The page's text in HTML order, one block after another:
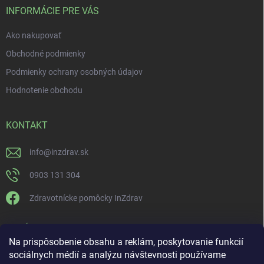
Na prispôsobenie obsahu a reklám, poskytovanie funkcií
sociálnych médií a analýzu návštevnosti používame
INFORMÁCIE PRE VÁS
Ako nakupovať
Obchodné podmienky
Podmienky ochrany osobných údajov
Hodnotenie obchodu
KONTAKT
info@inzdrav.sk
0903 131 304
Zdravotnícke pomôcky InZdrav